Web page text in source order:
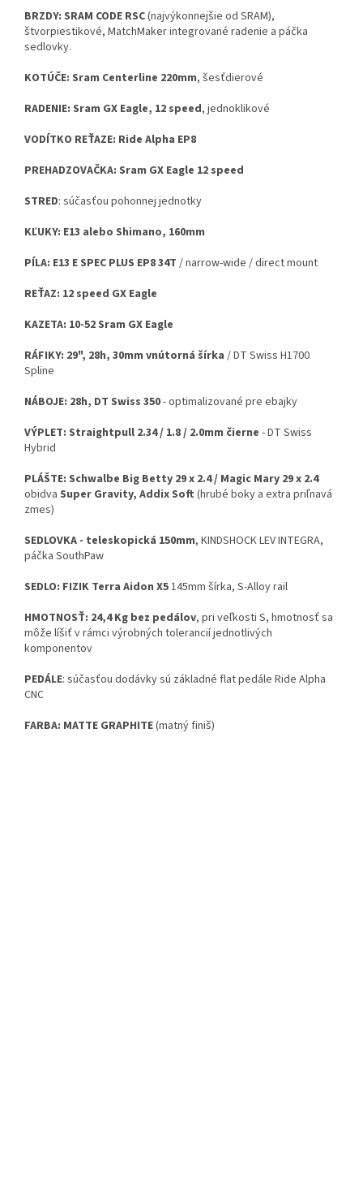
BRZDY: SRAM CODE RSC(najvýkonnejšie od SRAM),
štvorpiestikové, MatchMaker integrované radenie a páčka
sedlovky.
KOTÚČE: Sram Centerline 220mm, šesťdierové
RADENIE: Sram GX Eagle, 12 speed, jednoklikové
VODÍTKO REŤAZE: Ride Alpha EP8
PREHADZOVAČKA: Sram GX Eagle 12 speed
STRED: súčasťou pohonnej jednotky
KĽUKY: E13 alebo Shimano, 160mm
PÍLA: E13 E SPEC PLUS EP8 34T / narrow-wide / direct mount
REŤAZ: 12 speed GX Eagle
KAZETA: 10-52 Sram GX Eagle
RÁFIKY: 29", 28h, 30mm vnútorná šírka / DT Swiss H1700
Spline
NÁBOJE: 28h, DT Swiss 350- optimalizované pre ebajky
VÝPLET: Straightpull 2.34 / 1.8 / 2.0mm čierne - DT Swiss
Hybrid
PLÁŠTE: Schwalbe Big Betty 29 x 2.4 / Magic Mary 29 x 2.4
obidva Super Gravity, Addix Soft (hrubé boky a extra priľnavá
zmes)
SEDLOVKA - teleskopická 150mm, KINDSHOCK LEV INTEGRA,
páčka SouthPaw
SEDLO: FIZIK Terra Aidon X5145mm šírka, S-Alloy rail
HMOTNOSŤ: 24,4 Kg bez pedálov, pri veľkosti S, hmotnosť sa
môže líšiť v rámci výrobných tolerancií jednotlivých
komponentov
PEDÁLE: súčasťou dodávky sú základné flat pedále Ride Alpha
CNC
FARBA: MATTE GRAPHITE(matný finiš)